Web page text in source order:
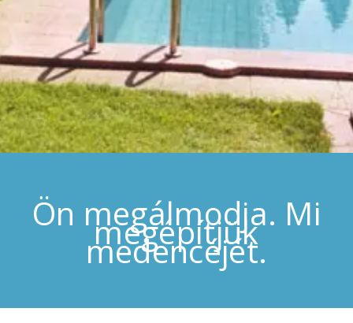
Ön megálmodja. Mi
megépítjük
medencéjét.